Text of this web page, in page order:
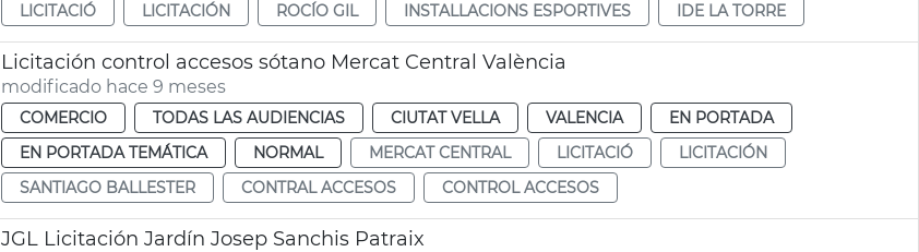
LICITACIÓ
LICITACIÓN ROCÍO GIL INSTALLACIONS ESPORTIVES IDE LA TORRE
Licitación control accesos sótano Mercat Central València
modificado hace 9 meses
COMERCIO TODAS LAS AUDIENCIAS CIUTAT VELLA VALENCIA
EN PORTADA
EN PORTADA TEMÁTICA
NORMAL MERCAT CENTRAL LICITACIÓ
LICITACIÓN
SANTIAGO BALLESTER
CONTRAL ACCESOS CONTROL ACCESOS
JGL Licitación Jardín Josep Sanchis Patraix